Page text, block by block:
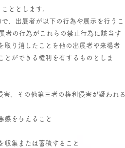
ととします。
、出展者が以下の行為や展示を行うこ
者の行為がこれらの禁止行為に該当す
取り消したことを他の出展者や来場者
ができる権利を有するものとしま
、その他第三者の権利侵害が疑われる
感を与えること
収集または蓄積すること